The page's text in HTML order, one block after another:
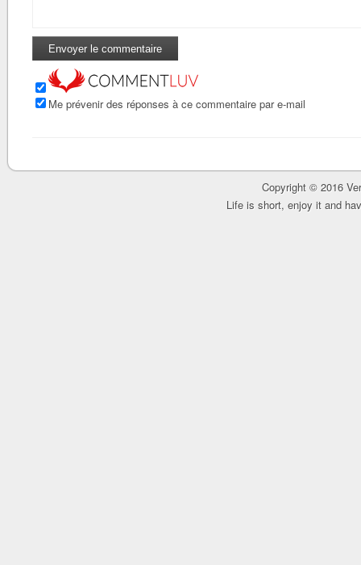
Me prévenir des réponses à ce commentaire par e-mail
Copyright © 2016
Life is short, enjoy it and